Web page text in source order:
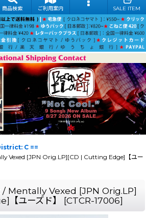
商品検索 ご利用案内 SALE ITEM
C ==
Vexed [JPN Orig.LP][CD | Cutting Edge]【ユー
Mentally Vexed [JPN Orig.LP]
ユーズド】
[CTCR-17006]